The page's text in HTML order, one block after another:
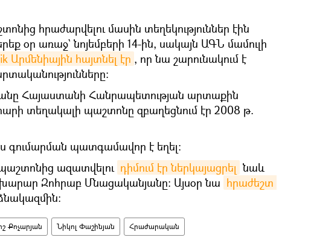
հրաժարվելու մասին տեղեկություններ էին
օր առաջ` նոյեմբերի 14-ին, սակայն ԱԳՆ մամուլի
Արմենիային հայտնել էր , որ նա շարունակում է
Հայաստանի Հանրապետության արտաքին
տեղակալի պաշտոնը զբաղեցնում էր 2008 թ.
գումարման պատգամավոր է եղել։
ազատվելու դիմում էր ներկայացրել նաև
Զոհրաբ Մնացականյանը։ Այսօր նա հրաժեշտ
Քոչարյան Նիկոլ Փաշինյան Հրաժարական